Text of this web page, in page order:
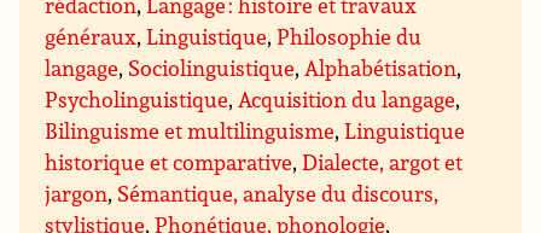
généraux,Linguistique,Philosophie du
langage, Sociolinguistique,Alphabétisation,
Psycholinguistique,Acquisition du langage,
Bilinguisme et multilinguisme,Linguistique
historique et comparative,Dialecte, argot et
jargon, Sémantique, analyse du discours,
stylistique,Phonétique, phonologie,